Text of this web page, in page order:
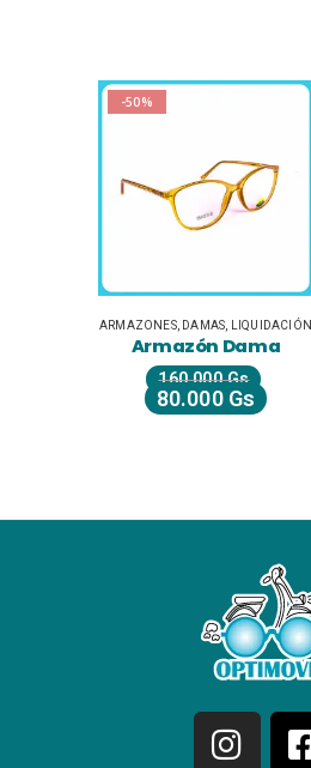
-50%
ARMAZONES, DAMAS LIQUIDACIÓN
Armazón Dama
160.000Gs
80.000 Gs